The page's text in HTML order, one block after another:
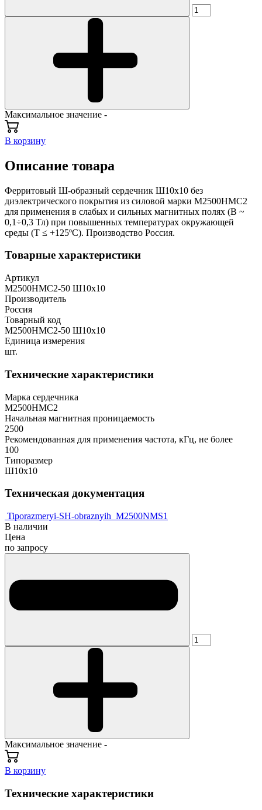
Максимальное значение -
В корзину
Описание товара
Ферритовый Ш-образный сердечник Ш10х10 без
диэлектрического покрытия из силовой марки М2500НМС2
для применения в слабых и сильных магнитных полях (В ~
0,1÷0,3 Тл) при повышенных температурах окружающей
среды (Т ≤ +125ºС). Производство Россия.
Товарные характеристики
Артикул
М2500НМС2-50 Ш10х10
Производитель
Россия
Товарный код
М2500НМС2-50 Ш10х10
Единица измерения
шт.
Технические характеристики
Марка сердечника
М2500НМС2
Начальная магнитная проницаемость
2500
Рекомендованная для применения частота, кГц, не более
100
Типоразмер
Ш10х10
Техническая документация
Tiporazmeryi-SH-obraznyih M2500NMS1
В наличии
Цена
по запросу
Максимальное значение -
В корзину
Технические характеристики